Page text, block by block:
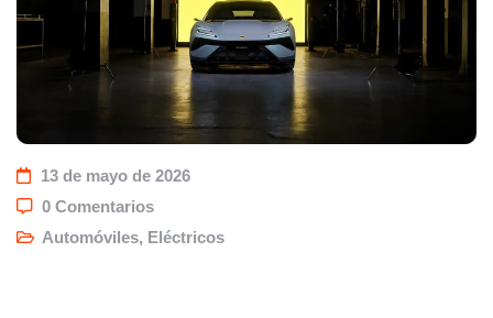
13 de mayo de 2026
0 Comentarios
Automóviles, Eléctricos